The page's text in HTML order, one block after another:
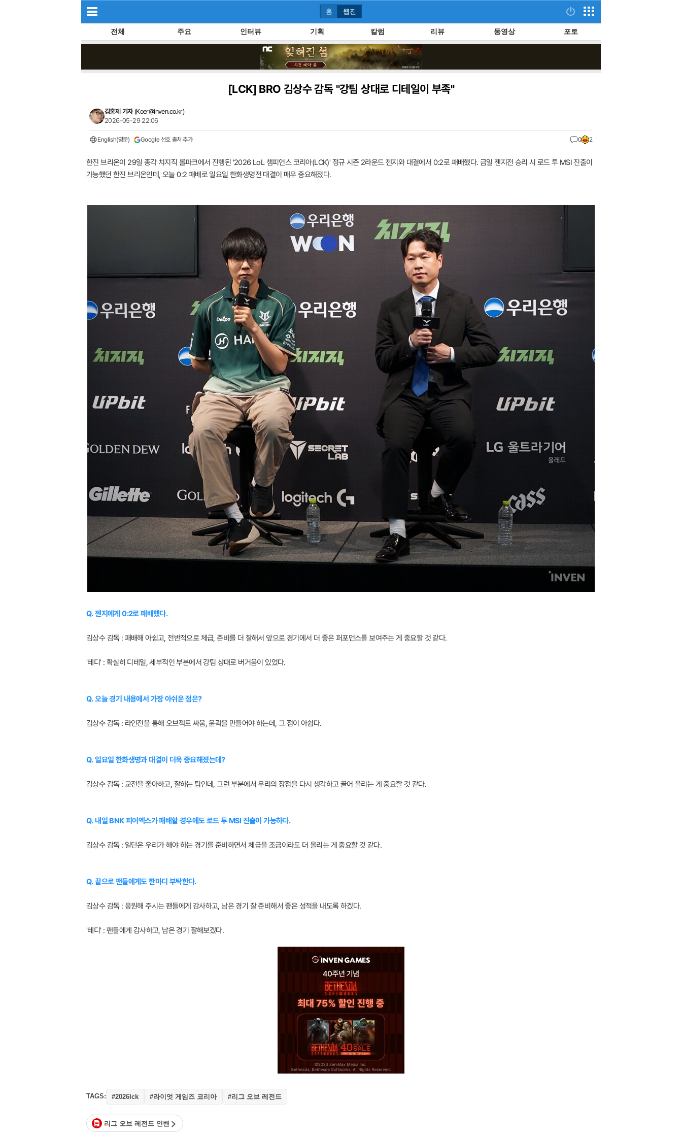
홈 웹진
전체 주요 인터뷰 기획 칼럼 리뷰 동영상 포토
[LCK]BRO 김상수 감독 "강팀 상대로 디테일이 부족"
김홍제 기자 (Koer@inven.co.kr)
2026-05-29 22:06
English(영문) Google 선호 출처 추가 0 2
한진 브리온이 29일 종각 치지직 롤파크에서 진행된 '2026 LoL 챔피언스 코리아(LCK)' 정규 시즌 2라운드 젠지와 대결에서 0:2로 패배했다. 금일 젠지전 승리 시 로드 투 MSI 진출이
가능했던 한진 브리온인데, 오늘 0:2 패배로 일요일 한화생명전 대결이 매우 중요해졌다.
Q. 젠지에게 0:2로 패배했다.
김상수 감독 : 패배해 아쉽고, 전반적으로 체급, 준비를 더 잘해서 앞으로 경기에서 더 좋은 퍼포먼스를 보여주는 게 중요할 것 같다.
'테디' : 확실히 디테일, 세부적인 부분에서 강팀 상대로 버거움이 있었다.
Q. 오늘 경기 내용에서 가장 아쉬운 점은?
김상수 감독 : 라인전을 통해 오브젝트 싸움, 윤곽을 만들어야 하는데, 그 점이 아쉽다.
Q. 일요일 한화생명과 대결이 더욱 중요해졌는데?
김상수 감독 : 교전을 좋아하고, 잘하는 팀인데, 그런 부분에서 우리의 장점을 다시 생각하고 끌어 올리는 게 중요할 것 같다.
Q. 내일 BNK 피어엑스가 패배할 경우에도 로드 투 MSI 진출이 가능하다.
김상수 감독 : 일단은 우리가 해야 하는 경기를 준비하면서 체급을 조금이라도 더 올리는 게 중요할 것 같다.
Q. 끝으로 팬들에게도 한마디 부탁한다.
김상수 감독 : 응원해 주시는 팬들에게 감사하고, 남은 경기 잘 준비해서 좋은 성적을 내도록 하겠다.
'테디' : 팬들에게 감사하고, 남은 경기 잘해보겠다.
TAGS: #2026lck #라이엇 게임즈 코리아 #리그 오브 레전드
리그 오브 레전드 인벤